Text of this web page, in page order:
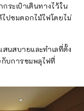
ระเป๋าเดินทางไว้ใน
ปชมดอกไม้ไฟโดยไม่
นสบายและทำเลที่ตั้ง
บการชมพลุไฟที่